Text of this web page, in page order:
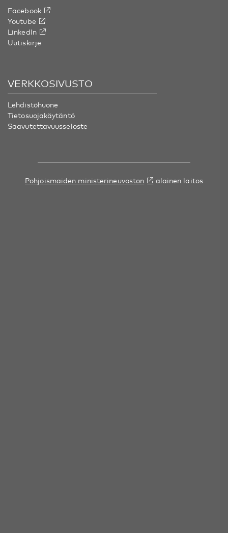
Facebook
Youtube
LinkedIn
Uutiskirje
VERKKOSIVUSTO
Lehdistöhuone
Tietosuojakäytäntö
Saavutettavuusseloste
Pohjoismaiden ministerineuvoston alainen laitos